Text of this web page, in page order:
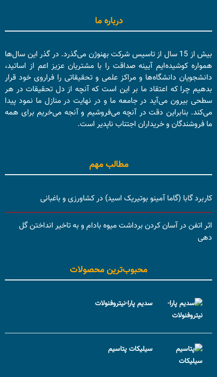
درباره ما
بیش از 15 سال از تاسیس شرکت بهنوژن می‌گذرد. در گذر این سال‌ها
همواره کوشیده‌ایم آیینه صداقت را با مشتریان عزیز اعم از اساتید،
دانشجویان دانشگاه‌ها و مراکز علمی و تحقیقاتی را فراروی خود قرار
بدهیم چرا که اعتقاد ما بر این است که آنچه از دل تحقیقات در هر
سطحی بیرون می‌آید در جامعه ما و در نهایت در منازل ما نمود پیدا
می‌کند. بنابراین دقت در آنچه می‌فروشیم و آنجه می‌خریم برای همه
ما فروشندگان و خریداران اجتناب ناپدیر است.
مطالب مهم
کاربرد گابا (گاما آمینو بوتیریک اسید) در کشاورزی و باغبانی
اثر اتفن در آسان کردن برداشت میوه بادام و به تاخیر انداختن گل
دهی
محبوب‌ترین محصولات
سدیم پارا-نیتروفنولات
سیلیکات پتاسیم